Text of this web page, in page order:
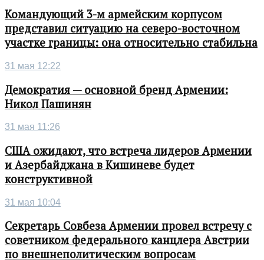
Командующий 3-м армейским корпусом
представил ситуацию на северо-восточном
участке границы: она относительно стабильна
31 мая 12:22
Демократия — основной бренд Армении:
Никол Пашинян
31 мая 11:26
США ожидают, что встреча лидеров Армении
и Азербайджана в Кишиневе будет
конструктивной
31 мая 10:04
Секретарь Совбеза Армении провел встречу с
советником федерального канцлера Австрии
по внешнеполитическим вопросам